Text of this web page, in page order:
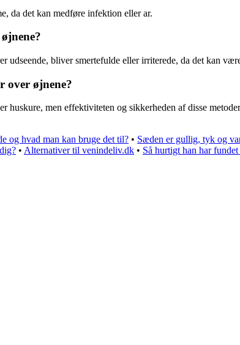
da det kan medføre infektion eller ar.
bliver smertefulde eller irriterede, da det kan
over øjnene?
men effektiviteten og sikkerheden af disse
og hvad man kan bruge det til? • Sæden er gullig, tyk og
• Alternativer til venindeliv.dk • Så hurtigt han har